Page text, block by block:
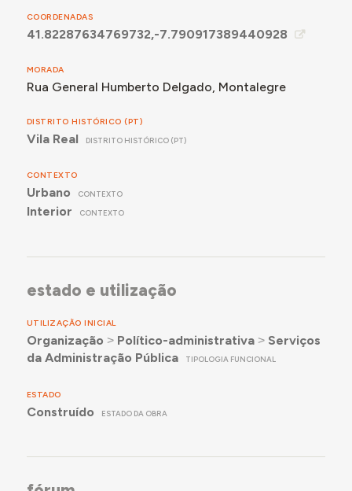
COORDENADAS
41.82287634769732,-7.790917389440928
MORADA
Rua General Humberto Delgado, Montalegre
DISTRITO HISTÓRICO (PT)
Vila Real DISTRITO HISTÓRICO (PT)
CONTEXTO
Urbano CONTEXTO
Interior CONTEXTO
estado e utilização
UTILIZAÇÃO INICIAL
Organização ˃ Político-administrativa˃ Serviços
da Administração Pública
TIPOLOGIA FUNCIONAL
ESTADO
Construído ESTADO DA OBRA